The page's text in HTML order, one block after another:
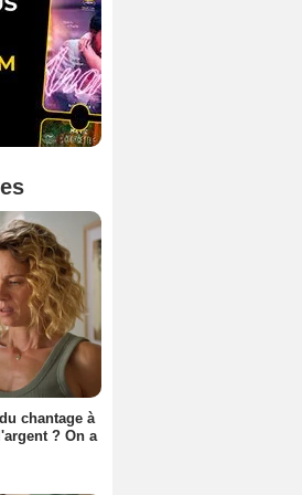
chantage à
? On a